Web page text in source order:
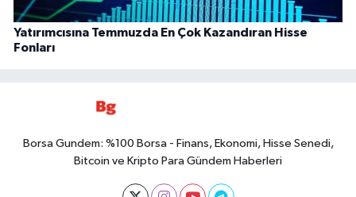
Yatırımcısına Temmuzda En Çok Kazandıran Hisse
Fonları
Borsa Gundem: %100 Borsa - Finans, Ekonomi, Hisse Senedi,
Bitcoin ve Kripto Para Gündem Haberleri